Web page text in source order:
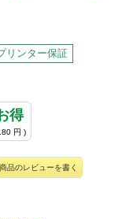
リンター保証
得
円 )
商品のレビューを書く